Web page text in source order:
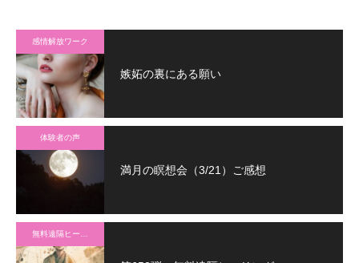
感情解放ワーク
嫉妬の裏にある願い
体験者の声
満月の瞑想会（3/21）ご感想